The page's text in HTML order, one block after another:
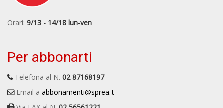
Orari: 9/13 - 14/18 lun-ven
Per abbonarti
Telefona al N. 02 87168197
Email a abbonamenti@sprea.it